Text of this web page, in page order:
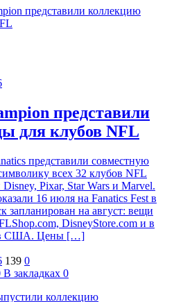
представили
для клубов NFL
представили совместную
всех 32 клубов NFL
Pixar, Star Wars и Marvel.
16 июля на Fanatics Fest в
на август: вещи
DisneyStore.com и в
в США. Цены […]
139 0
В закладках 0